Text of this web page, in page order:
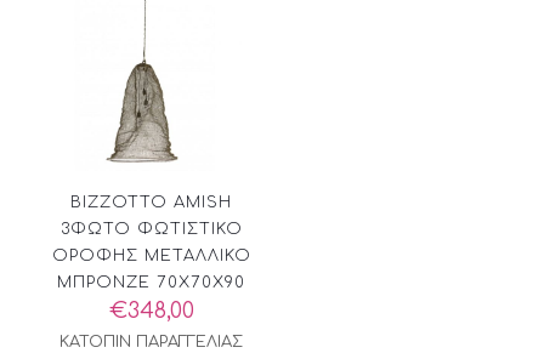
BIZZOTTO AMISH
3ΦΩΤΟ ΦΩΤΙΣΤΙΚΟ
ΟΡΟΦΗΣ ΜΕΤΑΛΛΙΚΟ
ΜΠΡΟΝΖΕ 70X70X90
€348,00
ΚΑΤΟΠΙΝ ΠΑΡΑΓΓΕΛΙΑΣ